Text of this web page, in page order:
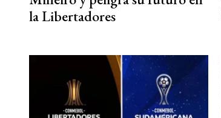
la Libertadores